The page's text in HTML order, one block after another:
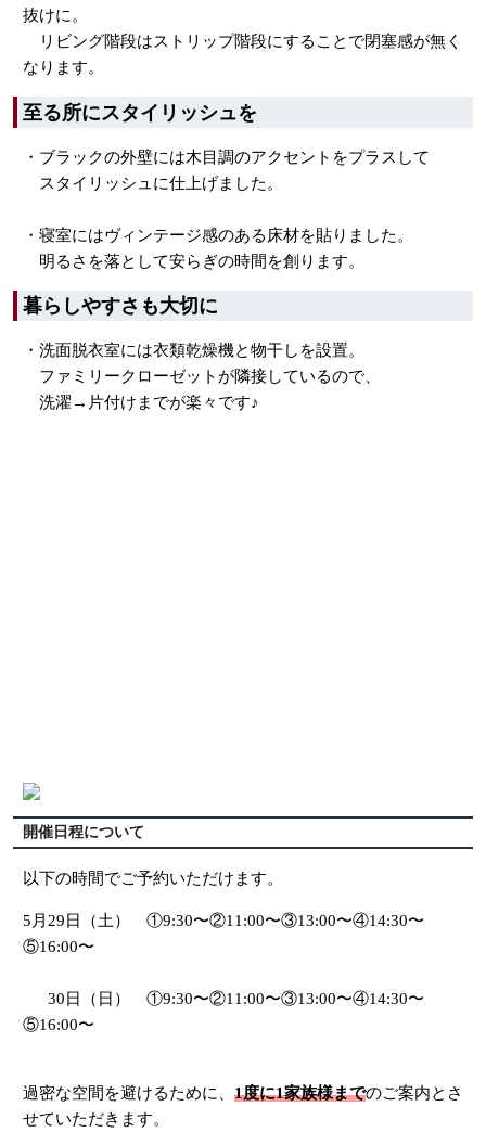
抜けに。
リビング階段はストリップ階段にすることで閉塞感が無く
なります。
至る所にスタイリッシュを
・ブラックの外壁には木目調のアクセントをプラスして
スタイリッシュに仕上げました。
・寝室にはヴィンテージ感のある床材を貼りました。
明るさを落として安らぎの時間を創ります。
暮らしやすさも大切に
・洗面脱衣室には衣類乾燥機と物干しを設置。
ファミリークローゼットが隣接しているので、
洗濯→片付けまでが楽々です♪
開催日程について
以下の時間でご予約いただけます。
5月29日（土） ①9:30〜②11:00〜③13:00〜④14:30〜
⑤16:00〜
30日（日） ①9:30〜②11:00〜③13:00〜④14:30〜
⑤16:00〜
過密な空間を避けるために、 1度に1家族様までのご案内とさ
せていただきます。